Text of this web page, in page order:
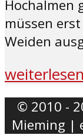
Hochalmen
müssen
Weiden
weiterlesen
© 2010 -
Mieming |